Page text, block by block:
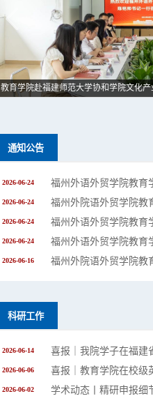
教育学院赴福建师范大学协和学院文化
通知公告
2026-06-24
2026-06-24
2026-06-24
2026-06-24
2026-06-16
科研工作
2026-06-14
2026-06-06 喜报｜教育学院在校级
2026-06-02